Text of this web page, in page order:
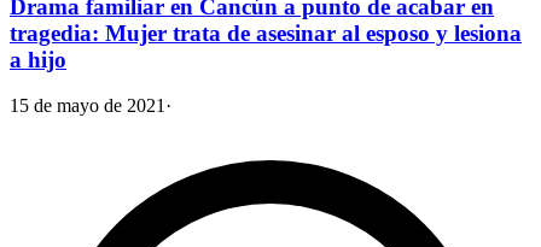
Drama familiar en Cancún a punto de acabar en
tragedia: Mujer trata de asesinar al esposo y lesiona
a hijo
15 de mayo de 2021 ·